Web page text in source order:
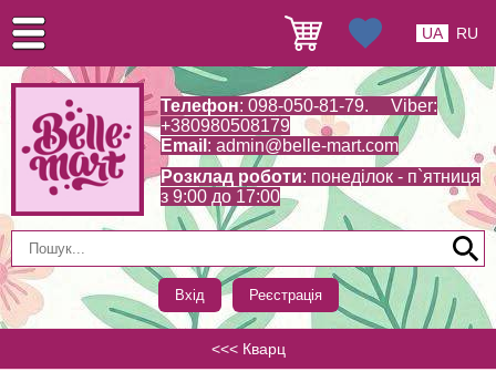
Телефон: 098-050-81-79. Viber:
+380980508179
Email : admin@belle-mart.com
Розклад роботи: понеділок - п`ятниця
з 9:00 до 17:00
Вхід Реєстрація
UA RU
<<< Кварц